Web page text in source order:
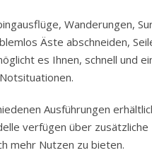
Wanderungen,
Äste abschneiden,
es Ihnen, schnell und
Ausführungen
verfügen über
mehr Nutzen zu bieten.